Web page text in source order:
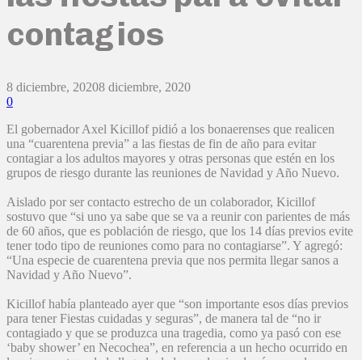
contagios
8 diciembre, 20208 diciembre, 2020
0
El gobernador Axel Kicillof pidió a los bonaerenses que realicen
una “cuarentena previa” a las fiestas de fin de año para evitar
contagiar a los adultos mayores y otras personas que estén en los
grupos de riesgo durante las reuniones de Navidad y Año Nuevo.
Aislado por ser contacto estrecho de un colaborador, Kicillof
sostuvo que “si uno ya sabe que se va a reunir con parientes de más
de 60 años, que es población de riesgo, que los 14 días previos evite
tener todo tipo de reuniones como para no contagiarse”. Y agregó:
“Una especie de cuarentena previa que nos permita llegar sanos a
Navidad y Año Nuevo”.
Kicillof había planteado ayer que “son importante esos días previos
para tener Fiestas cuidadas y seguras”, de manera tal de “no ir
contagiado y que se produzca una tragedia, como ya pasó con ese
‘baby shower’ en Necochea”, en referencia a un hecho ocurrido en